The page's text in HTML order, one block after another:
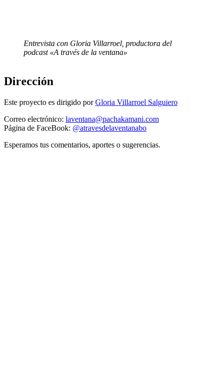
Entrevista con Gloria Villarroel, productora del
podcast «A través de la ventana»
Dirección
Este proyecto es dirigido porGloria Villarroel Salguiero
Correo electrónico: laventana@pachakamani.com
Página de FaceBook: @atravesdelaventanabo
Esperamos tus comentarios, aportes o sugerencias.